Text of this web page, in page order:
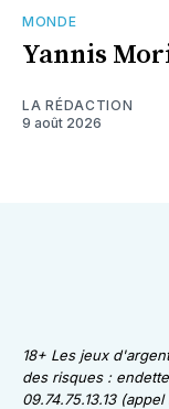
MONDE
Yannis
LA RÉDACTION
9 août 2026
18+ Les jeux
des risques :
09.74.75.13.13